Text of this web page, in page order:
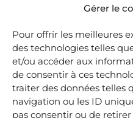
Gérer le
Pour offrir les meilleures
des technologies telles
et/ou accéder aux
de consentir à ces
traiter des données telles
navigation ou les ID
pas consentir ou de
48, rue
05 40
MARDI
10H00-